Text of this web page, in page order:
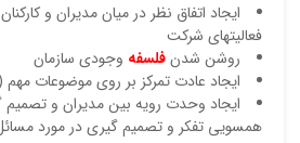
ايجاد اتفاق نظر در ميان مديران و
فعاليتهاي شركت
روشن شدنفلسفه وجودي سازمان
ايجاد عادت تمركز بر روي موضوعات مهم
ايجاد وحدت رويه بين مديران و تصميم
همسويي تفكر و تصميم گيري در مورد